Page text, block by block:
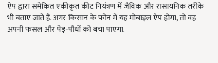
ऐप द्वारा समेकित एकीकृत कीट नियंत्रण में जैविक और रासायनिक तरीके
भी बताए जाते हैं. अगर किसान के फोन में यह मोबाइल ऐप होगा, तो वह
अपनी फसल और पेड़-पौधों को बचा पाएगा.